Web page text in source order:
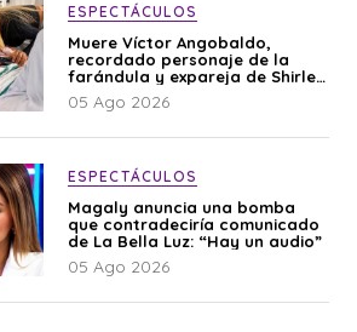
ESPECTÁCULOS
Muere Víctor Angobaldo,
recordado personaje de la
farándula y expareja de Shirley
Cherres
05 Ago 2026
ESPECTÁCULOS
Magaly anuncia una bomba
que contradeciría comunicado
de La Bella Luz: “Hay un audio”
05 Ago 2026